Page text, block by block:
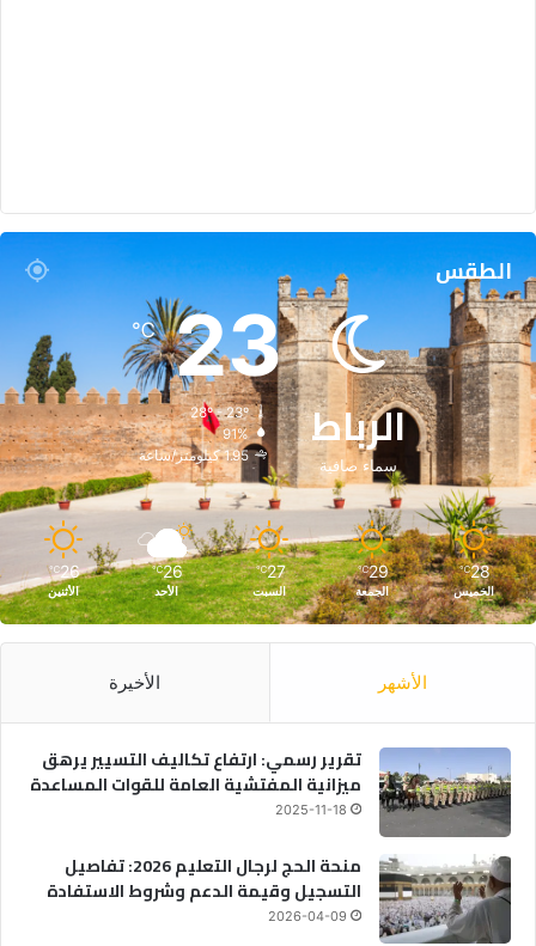
الطقس
الرباط
سماء صافية
23
℃
28º - 23º
91%
1.95 كيلومتر/ساعة
28
℃
الخميس
29
℃
الجمعة
27
℃
السبت
26
℃
الأحد
26
℃
الأثنين
الأشهر الأخيرة
تقرير رسمي: ارتفاع تكاليف التسيير يرهق
ميزانية المفتشية العامة للقوات المساعدة
2025-11-18
منحة الحج لرجال التعليم 2026: تفاصيل
التسجيل وقيمة الدعم وشروط الاستفادة
2026-04-09